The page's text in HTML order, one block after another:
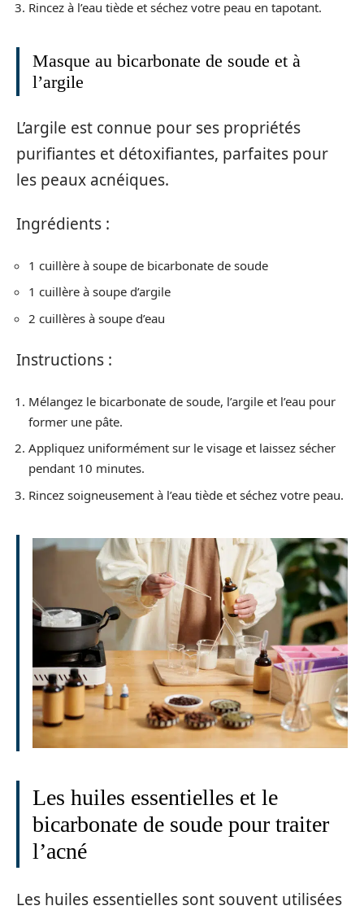
Rincez à l’eau tiède et séchez votre peau en tapotant.
Masque au bicarbonate de soude et à
l’argile
L’argile est connue pour ses propriétés
purifiantes et détoxifiantes, parfaites pour
les peaux acnéiques.
Ingrédients :
1 cuillère à soupe de bicarbonate de soude
1 cuillère à soupe d’argile
2 cuillères à soupe d’eau
Instructions :
Mélangez le bicarbonate de soude, l’argile et l’eau pour
former une pâte.
Appliquez uniformément sur le visage et laissez sécher
pendant 10 minutes.
Rincez soigneusement à l’eau tiède et séchez votre peau.
Les huiles essentielles et le
bicarbonate de soude pour traiter
l’acné
Les huiles essentielles sont souvent utilisées